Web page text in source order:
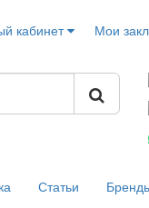
кабинет Мои
Статьи